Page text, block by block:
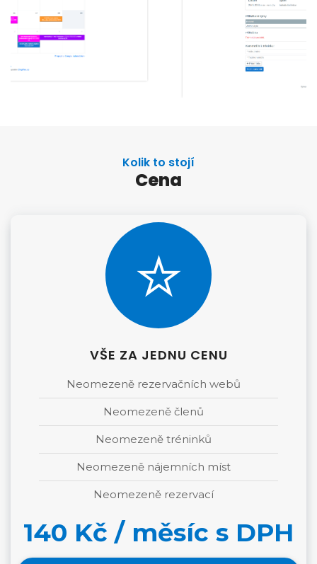
Kolik to stojí
Cena
VŠE ZA JEDNU CENU
Neomezeně rezervačních webů
Neomezeně členů
Neomezeně tréninků
Neomezeně nájemních míst
Neomezeně rezervací
140 Kč / měsíc s DPH